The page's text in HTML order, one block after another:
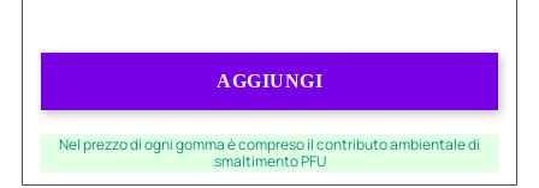
AGGIUNGI
Nel prezzo di ogni gomma è compreso il contributo ambientale di
smaltimento PFU